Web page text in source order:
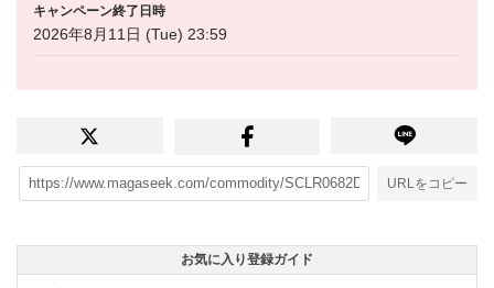
キャンペーン終了日時
2026年8月11日 (Tue) 23:59
URLをコピー
お気に入り登録ガイド